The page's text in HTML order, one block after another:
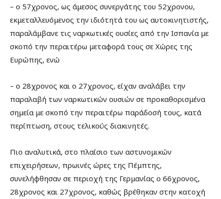
– ο 57χρονος, ως άμεσος συνεργάτης του 52χρονου,
εκμεταλλευόμενος την ιδιότητά του ως αυτοκινητιστής,
παραλάμβανε τις ναρκωτικές ουσίες από την Ισπανία με
σκοπό την περαιτέρω μεταφορά τους σε Χώρες της
Ευρώπης, ενώ
– ο 28χρονος και ο 27χρονος, είχαν αναλάβει την
παραλαβή των ναρκωτικών ουσιών σε προκαθορισμένα
σημεία με σκοπό την περαιτέρω παράδοσή τους, κατά
περίπτωση, στους τελικούς διακινητές.
Πιο αναλυτικά, στο πλαίσιο των αστυνομικών
επιχειρήσεων, πρωινές ώρες της Πέμπτης,
συνελήφθησαν σε περιοχή της Γερμανίας ο 66χρονος,
28χρονος και 27χρονος, καθώς βρέθηκαν στην κατοχή